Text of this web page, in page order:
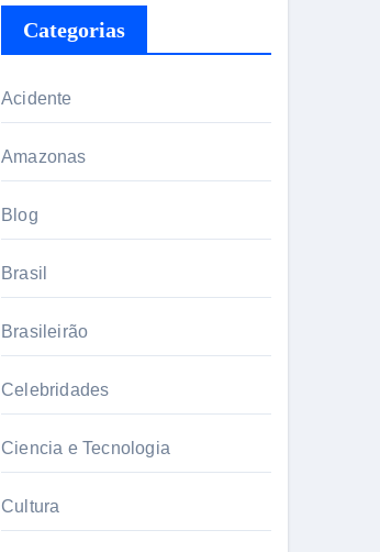
Categorias
Acidente
Amazonas
Blog
Brasil
Brasileirão
Celebridades
Ciencia e Tecnologia
Cultura